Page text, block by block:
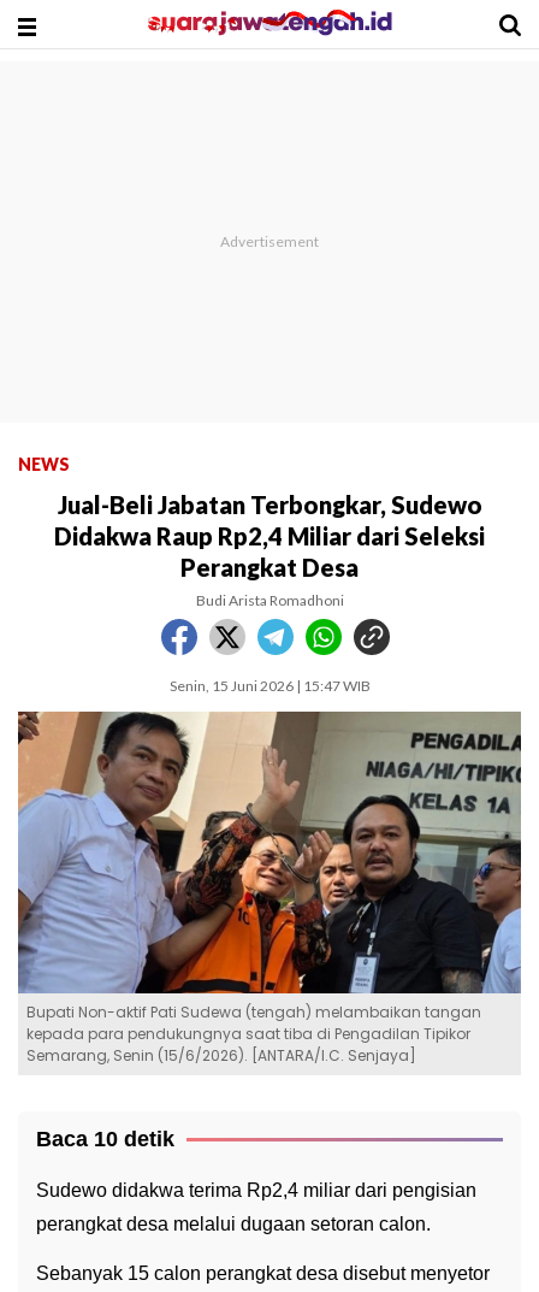
NEWS
Jual-Beli Jabatan Terbongkar, Sudewo
Didakwa Raup Rp2,4 Miliar dari Seleksi
Perangkat Desa
Budi Arista Romadhoni
Senin, 15 Juni 2026 | 15:47 WIB
Bupati Non-aktif Pati Sudewa (tengah) melambaikan tangan
kepada para pendukungnya saat tiba di Pengadilan Tipikor
Semarang, Senin (15/6/2026). [ANTARA/I.C. Senjaya]
Baca 10 detik
Sudewo didakwa terima Rp2,4 miliar dari pengisian
perangkat desa melalui dugaan setoran calon.
Sebanyak 15 calon perangkat desa disebut menyetor